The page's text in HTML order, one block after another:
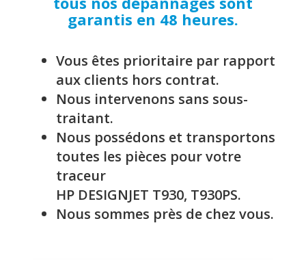
garantis en 48 heures.
Vous êtes prioritaire par rapport
aux clients hors contrat.
Nous intervenons sans sous-
traitant.
Nous possédons et transportons
toutes les pièces pour votre
traceur
HP DESIGNJET T930, T930PS.
Nous sommes près de chez vous.